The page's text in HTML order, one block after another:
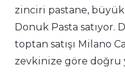
zinciri pastane,
Donuk Pasta satıyor.
toptan satışı Milano
zevkinize göre doğru